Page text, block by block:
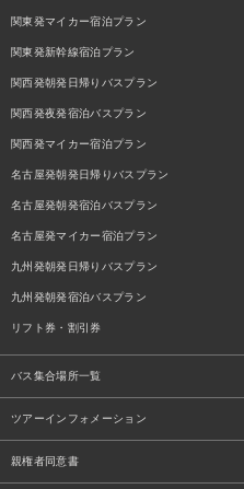
関東発マイカー宿泊プラン
関東発新幹線宿泊プラン
関西発朝発日帰りバスプラン
関西発夜発宿泊バスプラン
関西発マイカー宿泊プラン
名古屋発朝発日帰りバスプラン
名古屋発朝発宿泊バスプラン
名古屋発マイカー宿泊プラン
九州発朝発日帰りバスプラン
九州発朝発宿泊バスプラン
リフト券・割引券
バス集合場所一覧
ツアーインフォメーション
親権者同意書